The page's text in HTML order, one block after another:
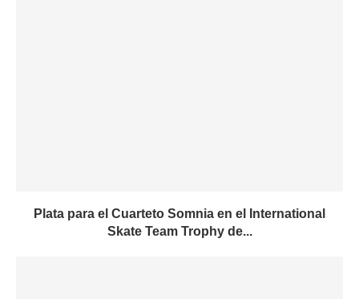
Plata para el Cuarteto Somnia en el International
Skate Team Trophy de...